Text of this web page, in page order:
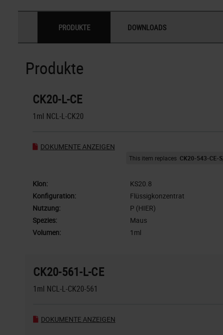
PRODUKTE DOWNLOADS
Produkte
CK20-L-CE
1ml NCL-L-CK20
DOKUMENTE ANZEIGEN
This item replaces CK20-543-CE-S
Klon: KS20.8
Konfiguration:
Flüssigkonzentrat
Nutzung:
P (HIER)
Spezies:
Maus
Volumen:
1ml
CK20-561-L-CE
1ml NCL-L-CK20-561
DOKUMENTE ANZEIGEN